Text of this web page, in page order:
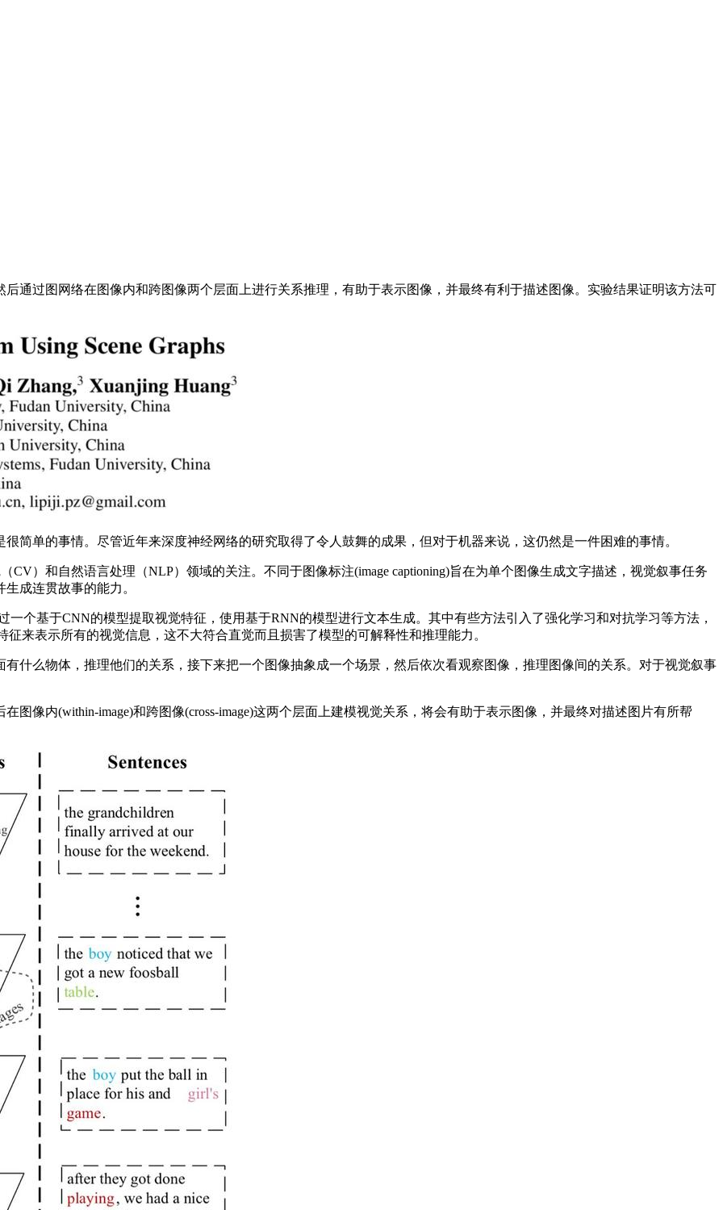
过图网络在图像内和跨图像两个层面上进行关系推理，有助于表示图像，并最终有利于描述图像。实验结果证明该方法可
单的事情。尽管近年来深度神经网络的研究取得了令人鼓舞的成果，但对于机器来说，这仍然是一件困难的事情。
）和自然语言处理（NLP）领域的关注。不同于图像标注(image captioning)旨在为单个图像生成文字描述，视觉叙事任务
成连贯故事的能力。
基于CNN的模型提取视觉特征，使用基于RNN的模型进行文本生成。其中有些方法引入了强化学习和对抗学习等方法，
来表示所有的视觉信息，这不大符合直觉而且损害了模型的可解释性和推理能力。
么物体，推理他们的关系，接下来把一个图像抽象成一个场景，然后依次看观察图像，推理图像间的关系。对于视觉叙事
内(within-image)和跨图像(cross-image)这两个层面上建模视觉关系，将会有助于表示图像，并最终对描述图片有所帮